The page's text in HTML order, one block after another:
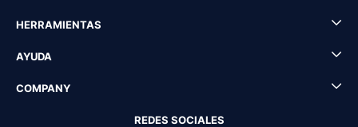
HERRAMIENTAS
AYUDA
COMPANY
REDES SOCIALES